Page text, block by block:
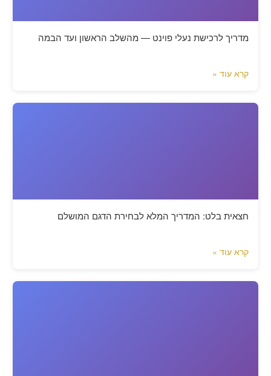
מדריך לרכישת נעלי פוינט — מהשלב הראשון ועד הבמה
קרא עוד »
חצאית בלט: המדריך המלא לבחירת הדגם המושלם
קרא עוד »